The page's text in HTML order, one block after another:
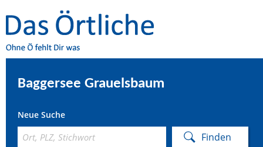
Baggersee Grauelsbaum
Neue Suche